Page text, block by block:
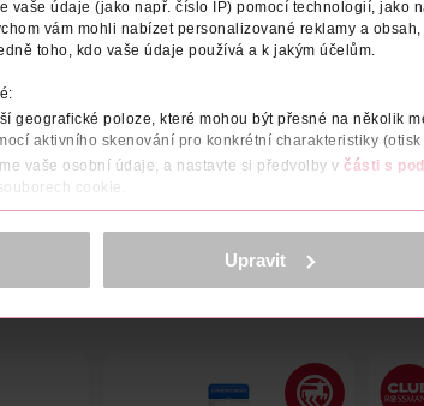
vaše údaje (jako např. číslo IP) pomocí technologií, jako
vám mohli nabízet personalizované reklamy a
toho, kdo vaše údaje používá a k jakým účelům.
geografické poloze, které mohou být přesné na několik
aktivního skenování pro konkrétní charakteristiky (otisk
vaše osobní údaje, a nastavte si předvolby v části s
cookie.
a reklam, funkcí sociálních médií, analýze
osobních údajů.
<
Upravit
DODAVATEL POČET NÁZEV VÝROBCE/
výhod párátka a mezizubního kartáčku
unikátní lamely vyčistí širokou plochu
na 6 ks součástí balení
kartáčku pro dokonalé, snadné a